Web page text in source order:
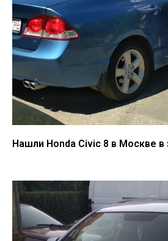
Нашли Honda Civic 8 в Москве в